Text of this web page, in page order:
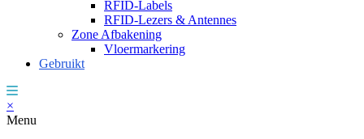
RFID-Labels
RFID-Lezers & Antennes
Zone Afbakening
Vloermarkering
Gebruikt
×
Menu